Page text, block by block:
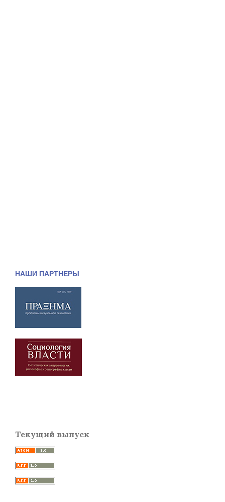
НАШИ ПАРТНЕРЫ
Текущий выпуск